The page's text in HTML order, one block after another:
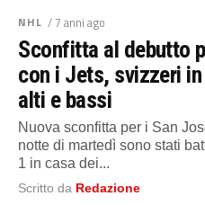
NHL / 7 anni ago
Sconfitta al debutto
con i Jets, svizzeri
alti e bassi
Nuova sconfitta per i San
notte di martedì sono stati
1 in casa dei...
Scritto da Redazione